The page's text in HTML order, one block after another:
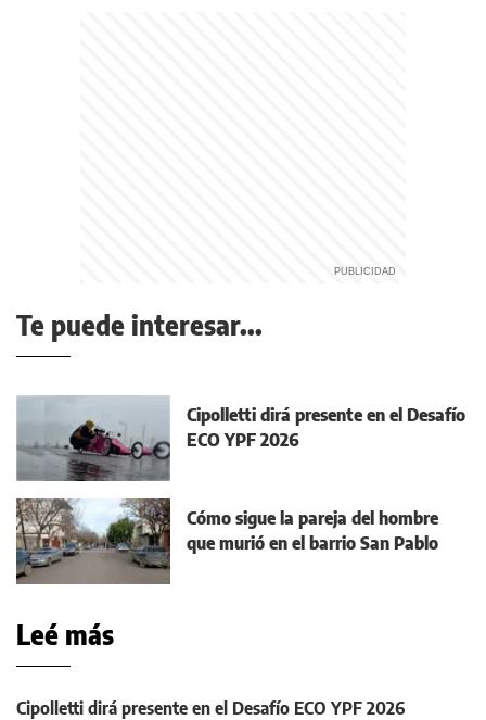
Te puede interesar...
Cipolletti dirá presente en el Desafío
ECO YPF 2026
Cómo sigue la pareja del hombre
que murió en el barrio San Pablo
Leé más
Cipolletti dirá presente en el Desafío ECO YPF 2026